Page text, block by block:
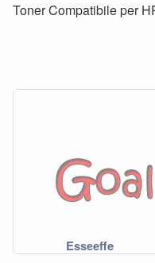
Toner Compatibile per